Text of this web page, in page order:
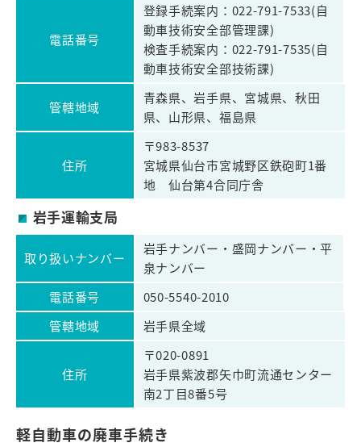
電話番号
登録手続案内：022-791-7533(自
動車技術安全部管理課)
検査手続案内：022-791-7535(自
動車技術安全部技術課)
管轄地域
青森県、岩手県、宮城県、秋田
県、山形県、福島県
住所
〒983-8537
宮城県仙台市宮城野区鉄砲町1番
地 仙台第4合同庁舎
岩手運輸支局
取り扱いナンバー
岩手ナンバー・盛岡ナンバー・平
泉ナンバー
電話番号
050-5540-2010
管轄地域
岩手県全域
住所
〒020-0891
岩手県紫波郡矢巾町流通センター
南2丁目8番5号
軽自動車の廃車手続き